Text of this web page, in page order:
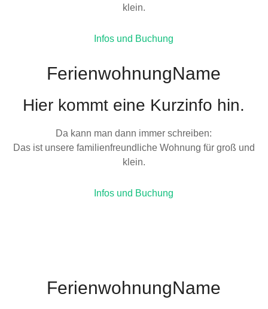
klein.
Infos und Buchung
FerienwohnungName
Hier kommt eine Kurzinfo hin.
Da kann man dann immer schreiben:
Das ist unsere familienfreundliche Wohnung für groß und
klein.
Infos und Buchung
FerienwohnungName